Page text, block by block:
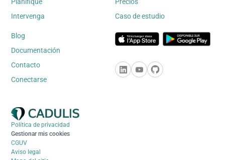
Intervenga
Caso de estudio
Blog
Documentación
Contacto
Conectarse
Política de privacidad
Gestionar mis cookies
CGUV
Aviso legal